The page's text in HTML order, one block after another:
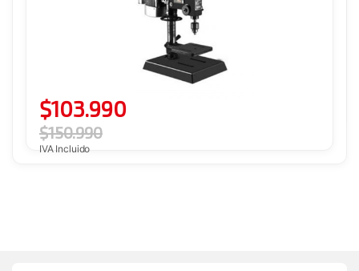
$103.990
$150.990
IVA Incluido